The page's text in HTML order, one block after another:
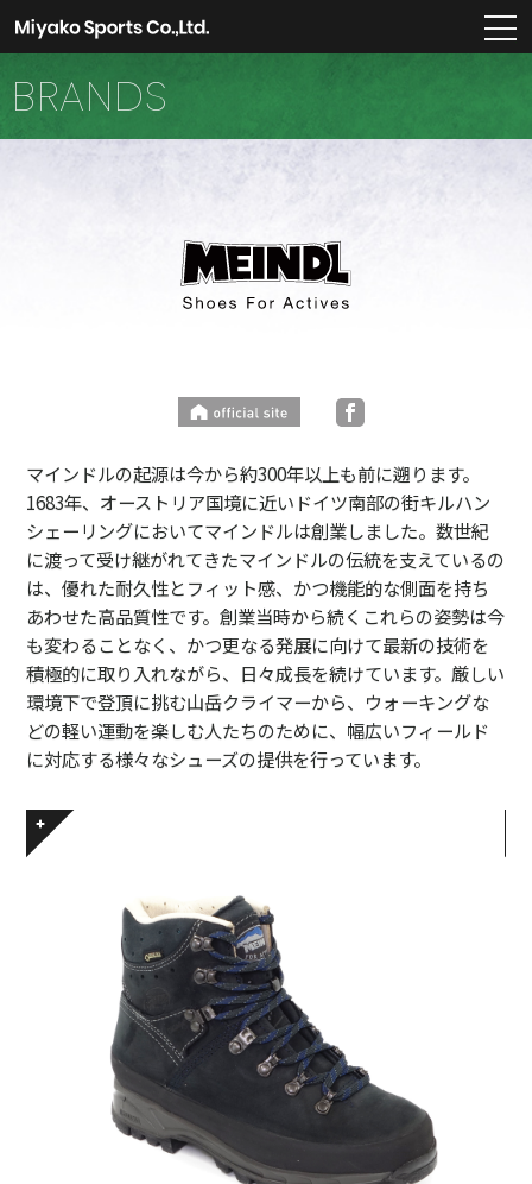
BRANDS
マインドルの起源は今から約300年以上も前に遡ります。
1683年、オーストリア国境に近いドイツ南部の街キルハン
シェーリングにおいてマインドルは創業しました。数世紀
に渡って受け継がれてきたマインドルの伝統を支えているの
は、優れた耐久性とフィット感、かつ機能的な側面を持ち
あわせた高品質性です。創業当時から続くこれらの姿勢は今
も変わることなく、かつ更なる発展に向けて最新の技術を
積極的に取り入れながら、日々成長を続けています。厳しい
環境下で登頂に挑む山岳クライマーから、ウォーキングな
どの軽い運動を楽しむ人たちのために、幅広いフィールド
に対応する様々なシューズの提供を行っています。